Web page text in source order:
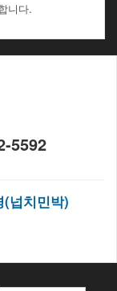
니다.
5592
넙치민박)